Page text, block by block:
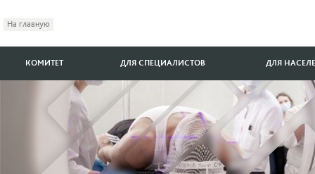
На главную
КОМИТЕТ ДЛЯ СПЕЦИАЛИСТОВ ДЛЯ